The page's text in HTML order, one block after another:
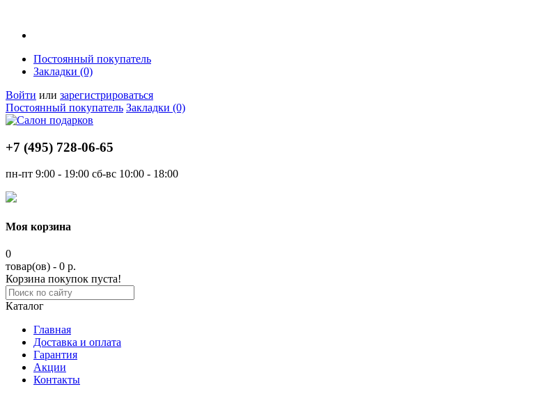
Постоянный покупатель
Закладки (0)
Войти или зарегистрироваться
Постоянный покупатель Закладки (0)
+7 (495) 728-06-65
пн-пт 9:00 - 19:00 сб-вс 10:00 - 18:00
Моя корзина
0
товар(ов) - 0 р.
Корзина покупок пуста!
Каталог
Главная
Доставка и оплата
Гарантия
Акции
Контакты